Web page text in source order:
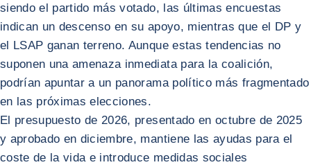
siendo el partido más votado, las últimas encuestas
indican un descenso en su apoyo, mientras que el DP y
el LSAP ganan terreno. Aunque estas tendencias no
suponen una amenaza inmediata para la coalición,
podrían apuntar a un panorama político más fragmentado
en las próximas elecciones.
El presupuesto de 2026, presentado en octubre de 2025
y aprobado en diciembre, mantiene las ayudas para el
coste de la vida e introduce medidas sociales